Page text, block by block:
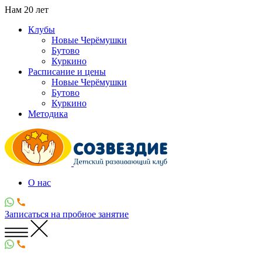
Нам 20 лет
Клубы
Новые Черёмушки
Бутово
Куркино
Расписание и цены
Новые Черёмушки
Бутово
Куркино
Методика
О нас
Записаться на пробное занятие